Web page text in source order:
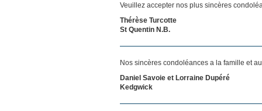
Veuillez accepter nos plus sincères
Thérèse Turcotte
St Quentin N.B.
Nos sincères condoléances a la famille et
Daniel Savoie et Lorraine Dupéré
Kedgwick